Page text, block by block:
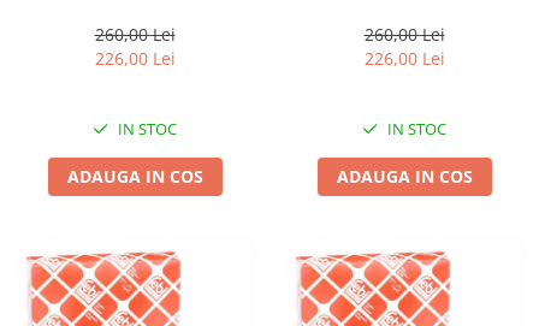
260,00 Lei
226,00 Lei
IN STOC
ADAUGA IN COS
260,00 Lei
226,00 Lei
IN STOC
ADAUGA IN COS